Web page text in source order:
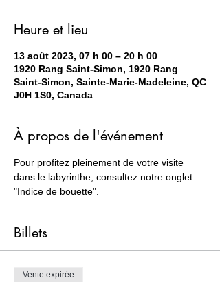
Heure et lieu
13 août 2023, 07 h 00 – 20 h 00
1920 Rang Saint-Simon, 1920 Rang
Saint-Simon, Sainte-Marie-Madeleine, QC
J0H 1S0, Canada
À propos de l'événement
Pour profitez pleinement de votre visite
dans le labyrinthe, consultez notre onglet
"Indice de bouette".
Billets
Vente expirée